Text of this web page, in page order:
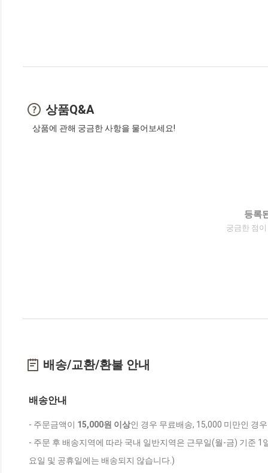
상품Q&A
상품에 관해 궁금한 사항을 물어보세요!
등록
궁금한 점
배송/교환/환불 안내
배송안내
- 주문금액이 15,000원 이상인 경우 무료배송, 15,000 미만인 경
- 주문 후 배송지역에 따라 국내 일반지역은 근무일(월-금) 기준
요일 및 공휴일에는 배송되지 않습니다.)